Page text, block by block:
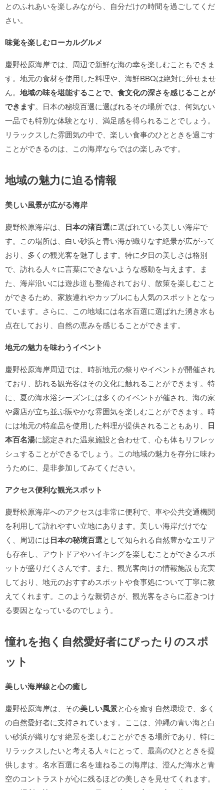
とのふれあいを楽しみながら、自分だけの時間を過ごしてくだ
さい。
味覚を楽しむローカルグルメ
慶野松原海岸では、周辺で新鮮な海の幸を楽しむこともできま
す。地元の食材を使用した料理や、海鮮BBQは絶対に外せませ
ん。 地域の味を堪能することで、食文化の深さを感じることが
できます。日本の秘境百選に選ばれるその場所では、何気ない
一品でも特別な体験となり、満足感を得られることでしょう。
リラックスした雰囲気の中で、楽しい食事のひとときを過ごす
ことができるのは、この海岸ならではの楽しみです。
地域の魅力に迫る情報
美しい風景が広がる海岸
慶野松原海岸は、 日本の渚百選に選ばれている美しい海岸で
す。この場所は、白い砂浜と青い海が織りなす絶景が広がって
おり、多くの観光客を魅了します。特に夕日の美しさは格別
で、訪れる人々に言葉にできないような感動を与えます。ま
た、海岸沿いには遊歩道も整備されており、散策を楽しむこと
ができるため、家族連れやカップルにも人気のスポットとなっ
ています。さらに、この地域には名水百選に選ばれた湧き水も
点在しており、自然の恵みを感じることができます。
地元の魅力を味わうイベント
慶野松原海岸周辺では、時折地元の祭りやイベントが開催され
ており、訪れる観光客はその文化に触れることができます。特
に、夏の海水浴シーズンには多くのイベントが催され、海の家
や露店が立ち並ぶ賑やかな雰囲気を楽しむことができます。時
には地元の特産品を使用した料理が提供されることもあり、 日
本百名湯に認定された温泉施設と合わせて、心も体もリフレッ
シュすることができるでしょう。この地域の魅力を存分に味わ
うために、是非参加してみてください。
アクセス便利な観光スポット
慶野松原海岸へのアクセスは非常に便利で、車や公共交通機関
を利用して訪れやすい立地にあります。美しい海岸だけでな
く、周辺には日本の秘境百選として知られる自然豊かなエリア
も存在し、アウトドアやハイキングを楽しむことができるスポ
ットが盛りだくさんです。また、観光客向けの情報施設も充実
しており、地元のおすすめスポットや食事処について丁寧に教
えてくれます。このような親切さが、観光客をさらに惹きつけ
る要因となっているのでしょう。
憧れを抱く自然愛好者にぴったりのスポ
ット
美しい海岸線と心の癒し
慶野松原海岸は、その美しい風景と心を癒す自然環境で、多く
の自然愛好者に支持されています。ここは、沖縄の青い海と白
い砂浜が織りなす絶景を楽しむことができる場所であり、特に
リラックスしたいと考える人々にとって、最高のひとときを提
供します。名水百選に名を連ねるこの海岸は、澄んだ海水と青
空のコントラストが心に残るほどの美しさを見せてくれます。